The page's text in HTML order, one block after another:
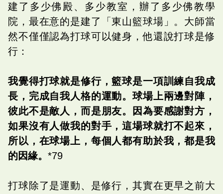
建了多少佛殿、多少教室，辦了多少佛教學
院，最在意的是建了「東山籃球場」。大師當
然不僅僅認為打球可以健身，他還說打球是修
行：
我覺得打球就是修行，籃球是一項訓練自我成
長，完成自我人格的運動。球場上兩邊對陣，
彼此不是敵人，而是朋友。因為要感謝對方，
如果沒有人做我的對手，這場球就打不起來，
所以，在球場上，每個人都有助於我，都是我
的因緣。 *79
打球除了是運動、是修行，其實在更早之前大